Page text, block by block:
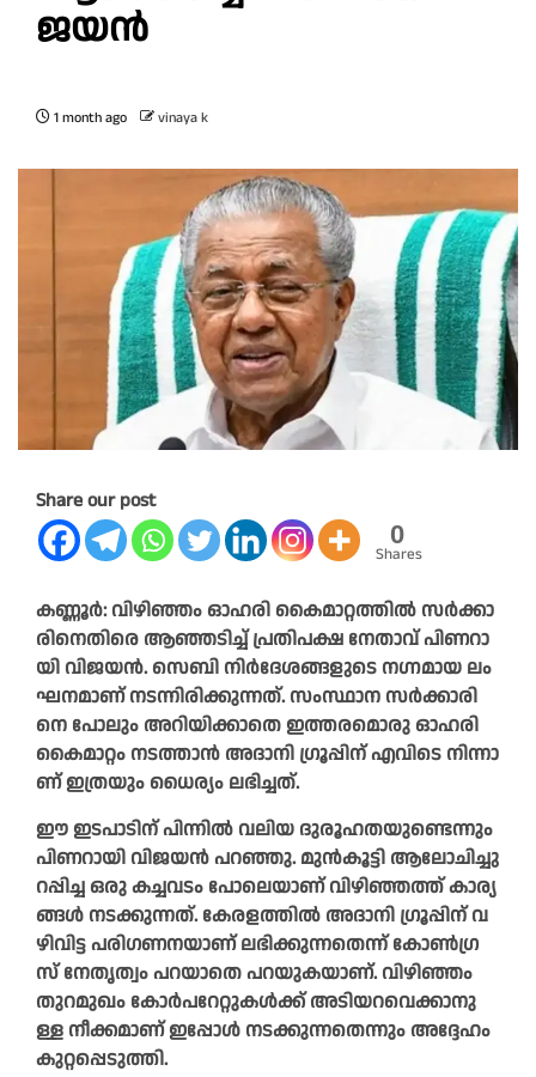
ജ​യ​ൻ
1 month ago vinaya k
Share our post
0
Shares
ക​ണ്ണൂ​ർ: വി​ഴി​ഞ്ഞം ഓ​ഹ​രി കൈ​മാ​റ്റ​ത്തി​ൽ സ​ർ​ക്കാ​
രി​നെ​തി​രെ ആ​ഞ്ഞ​ടി​ച്ച് പ്ര​തി​പ​ക്ഷ നേ​താ​വ് പി​ണ​റാ​
യി വി​ജ​യ​ൻ. സെ​ബി നി​ർ​ദേ​ശ​ങ്ങ​ളു​ടെ ന​ഗ്ന​മാ​യ ലം​
ഘ​ന​മാ​ണ് ന​ട​ന്നി​രി​ക്കു​ന്ന​ത്. സം​സ്ഥാ​ന സ​ർ​ക്കാ​രി​
നെ പോ​ലും അ​റി​യി​ക്കാ​തെ ഇ​ത്ത​ര​മൊ​രു ഓ​ഹ​രി
കൈ​മാ​റ്റം ന​ട​ത്താ​ൻ അ​ദാ​നി ഗ്രൂ​പ്പി​ന് എ​വി​ടെ നി​ന്നാ​
ണ് ഇ​ത്ര​യും ധൈ​ര്യം ല​ഭി​ച്ച​ത്.
ഈ ​ഇ​ട​പാ​ടി​ന് പി​ന്നി​ൽ വ​ലി​യ ദു​രൂ​ഹ​ത​യു​ണ്ടെ​ന്നും
പി​ണ​റാ​യി വി​ജ​യ​ൻ പ​റ​ഞ്ഞു. മു​ൻ​കൂ​ട്ടി ആ​ലോ​ചി​ച്ചു​
റ​പ്പി​ച്ച ഒ​രു ക​ച്ച​വ​ടം പോ​ലെ​യാ​ണ് വി​ഴി​ഞ്ഞ​ത്ത് കാ​ര്യ​
ങ്ങ​ൾ ന​ട​ക്കു​ന്ന​ത്. കേ​ര​ള​ത്തി​ൽ അ​ദാ​നി ഗ്രൂ​പ്പി​ന് വ​
ഴി​വി​ട്ട പ​രി​ഗ​ണ​ന​യാ​ണ് ല​ഭി​ക്കു​ന്ന​തെ​ന്ന് കോ​ൺ​ഗ്ര​
സ് നേ​തൃ​ത്വം പ​റ​യാ​തെ പ​റ​യു​ക​യാ​ണ്. വി​ഴി​ഞ്ഞം
തു​റ​മു​ഖം കോ​ർ​പ​റേ​റ്റു​ക​ൾ​ക്ക് അ​ടി​യ​റ​വെ​ക്കാ​നു​
ള്ള നീ​ക്ക​മാ​ണ് ഇ​പ്പോ​ൾ ന​ട​ക്കു​ന്ന​തെ​ന്നും അ​ദ്ദേ​ഹം
കു​റ്റ​പ്പെ​ടു​ത്തി.